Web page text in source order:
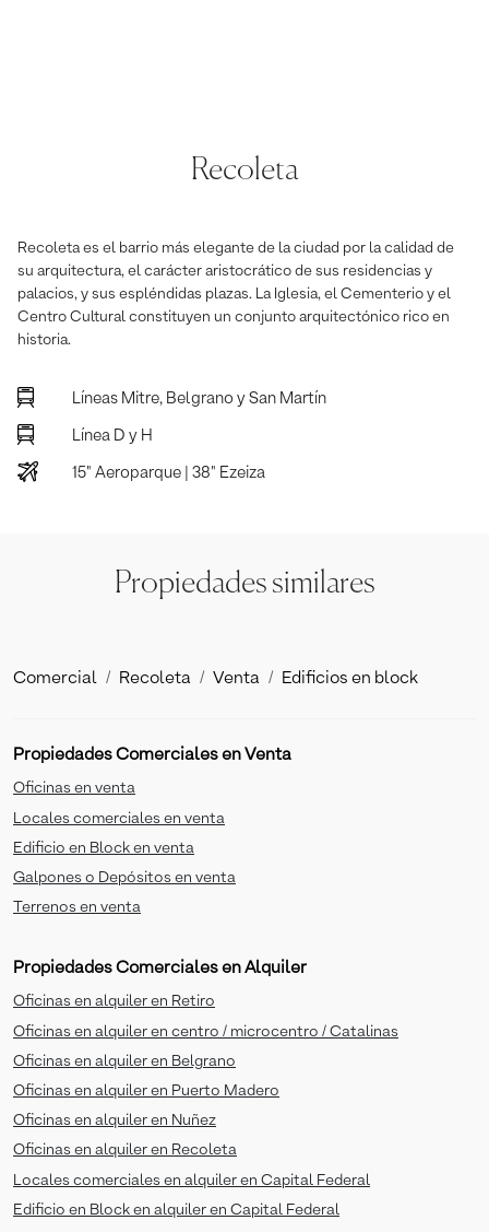
Recoleta
Recoleta es el barrio más elegante de la ciudad por la calidad de
su arquitectura, el carácter aristocrático de sus residencias y
palacios, y sus espléndidas plazas. La Iglesia, el Cementerio y el
Centro Cultural constituyen un conjunto arquitectónico rico en
historia.
Líneas Mitre, Belgrano y San Martín
Línea D y H
15" Aeroparque | 38" Ezeiza
Propiedades similares
Comercial Recoleta Venta Edificios en block
Propiedades Comerciales en Venta
Oficinas en venta
Locales comerciales en venta
Edificio en Block en venta
Galpones o Depósitos en venta
Terrenos en venta
Propiedades Comerciales en Alquiler
Oficinas en alquiler en Retiro
Oficinas en alquiler en centro / microcentro / Catalinas
Oficinas en alquiler en Belgrano
Oficinas en alquiler en Puerto Madero
Oficinas en alquiler en Nuñez
Oficinas en alquiler en Recoleta
Locales comerciales en alquiler en Capital Federal
Edificio en Block en alquiler en Capital Federal